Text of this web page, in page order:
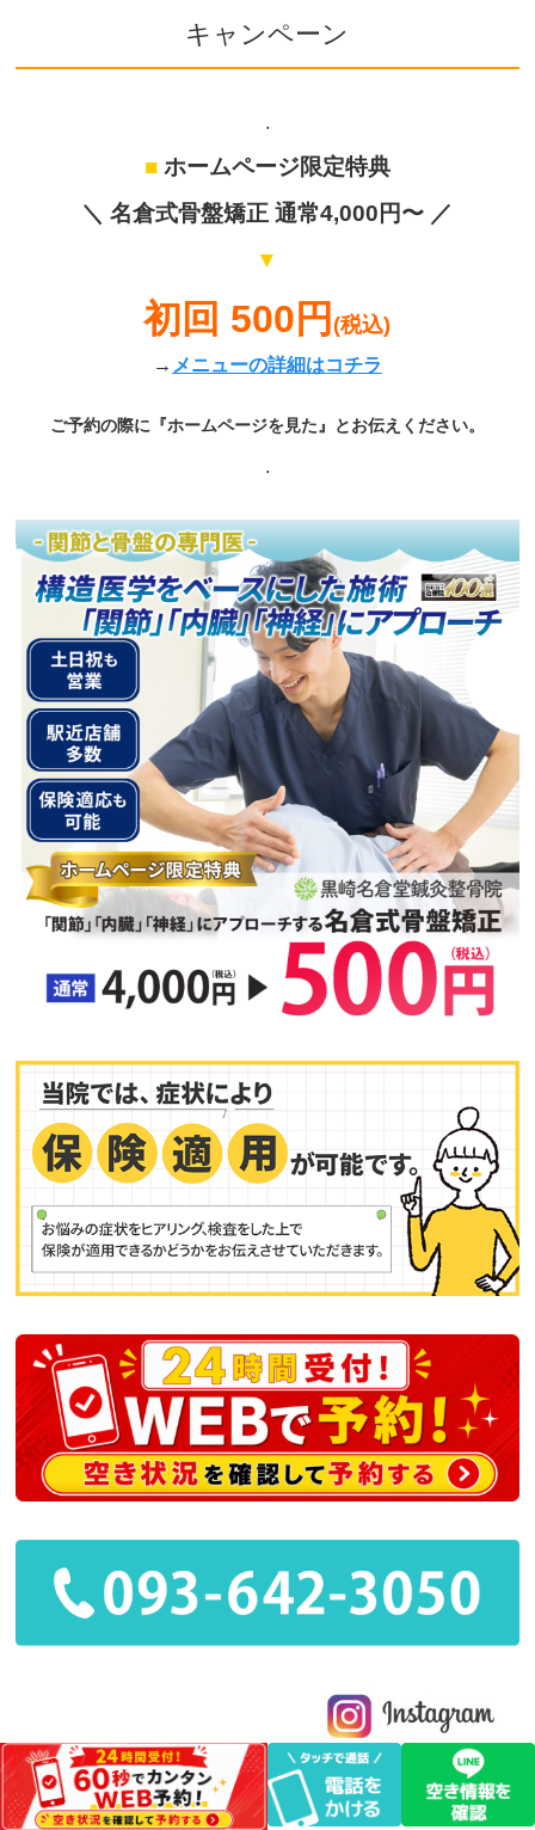
キャンペーン
.
■ホームページ限定特典
＼名倉式骨盤矯正 通常4,000円〜 ／
▼
初回 500円(税込)
→ メニューの詳細はコチラ
ご予約の際に『ホームページを見た』とお伝えください。
.